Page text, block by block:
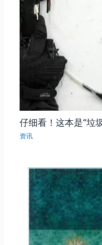
仔细看！这本是“垃
资讯